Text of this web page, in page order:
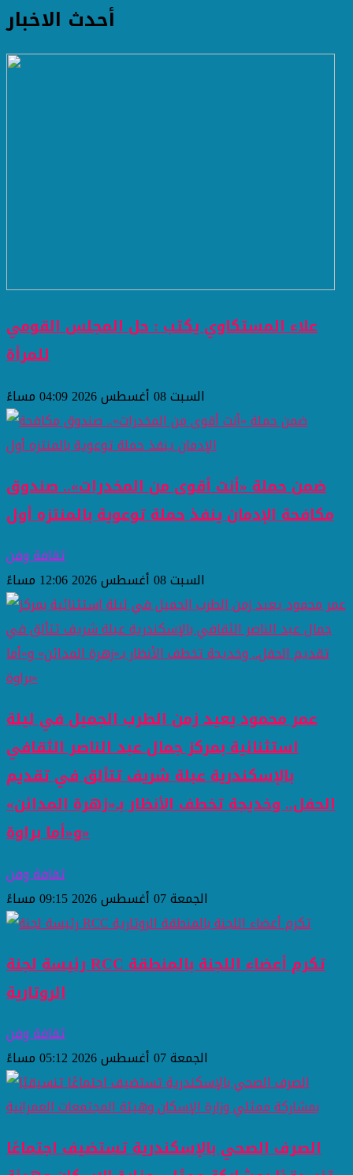
أحدث الاخبار
علاء المستكاوي يكتب : حل المجلس القومي
للمرأة
السبت 08 أغسطس 2026 04:09 مساءً
ضمن حملة «أنت أقوى من المخدرات».. صندوق
مكافحة الإدمان ينفذ حملة توعوية بالمنتزه أول
ثقافة وفن
السبت 08 أغسطس 2026 12:06 مساءً
عمر محمود يعيد زمن الطرب الجميل في ليلة
استثنائية بمركز جمال عبد الناصر الثقافي
بالإسكندرية عبلة شريف تتألق في تقديم
الحفل.. وخديجة تخطف الأنظار بـ«زهرة المدائن»
و«أما براوة»
ثقافة وفن
الجمعة 07 أغسطس 2026 09:15 مساءً
رئيسة لجنة RCC تكرم أعضاء اللجنة بالمنطقة
الروتارية
ثقافة وفن
الجمعة 07 أغسطس 2026 05:12 مساءً
الصرف الصحي بالإسكندرية تستضيف اجتماعًا